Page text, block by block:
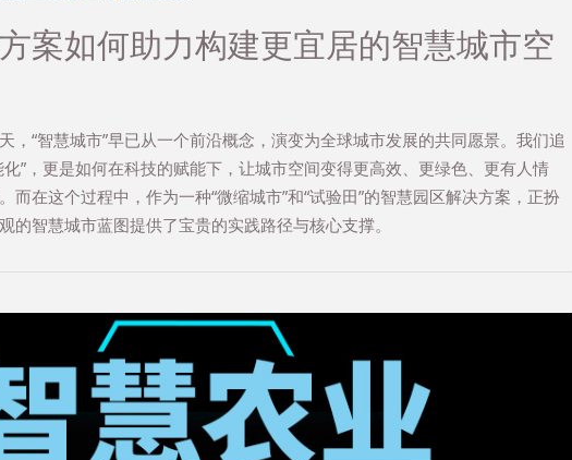
案如何助力构建更宜居的智慧城市空
，“智慧城市”早已从一个前沿概念，演变为全球城市发展的共同愿景。我们追
”，更是如何在科技的赋能下，让城市空间变得更高效、更绿色、更有人情
而在这个过程中，作为一种“微缩城市”和“试验田”的智慧园区解决方案，正扮
的智慧城市蓝图提供了宝贵的实践路径与核心支撑。